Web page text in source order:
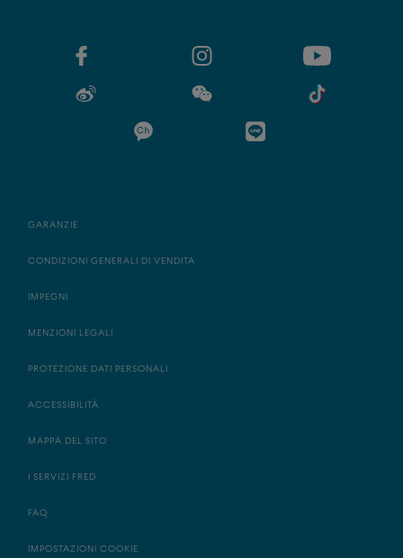
GARANZIE
CONDIZIONI GENERALI DI VENDITA
IMPEGNI
MENZIONI LEGALI
PROTEZIONE DATI PERSONALI
ACCESSIBILITÀ
MAPPA DEL SITO
I SERVIZI FRED
FAQ
IMPOSTAZIONI COOKIE